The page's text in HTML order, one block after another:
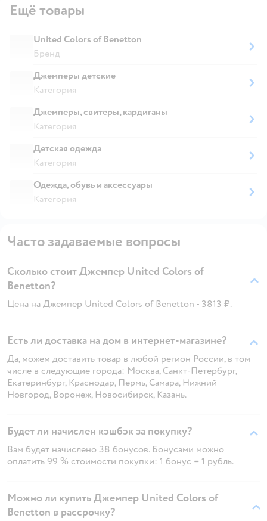
Ещё товары
United Colors of Benetton
Бренд
Джемперы детские
Категория
Джемперы, свитеры, кардиганы
Категория
Детская одежда
Категория
Одежда, обувь и аксессуары
Категория
Часто задаваемые вопросы
Сколько стоит Джемпер United Colors of
Benetton?
Цена на Джемпер United Colors of Benetton - 3813 ₽.
Есть ли доставка на дом в интернет-магазине?
Да, можем доставить товар в любой регион России, в том
числе в следующие города: Москва, Санкт-Петербург,
Екатеринбург, Краснодар, Пермь, Самара, Нижний
Новгород, Воронеж, Новосибирск, Казань.
Будет ли начислен кэшбэк за покупку?
Вам будет начислено 38 бонусов. Бонусами можно
оплатить 99 % стоимости покупки: 1 бонус = 1 рубль.
Можно ли купить Джемпер United Colors of
Benetton в рассрочку?